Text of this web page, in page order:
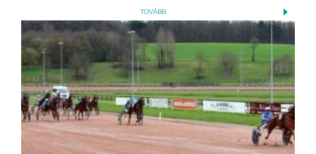
TOVÁBB